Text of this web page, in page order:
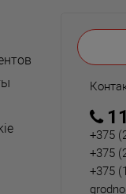
+375
+375
+375